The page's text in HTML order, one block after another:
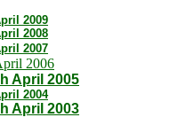
2009
2008
2007
2006
April 2005
2004
April 2003